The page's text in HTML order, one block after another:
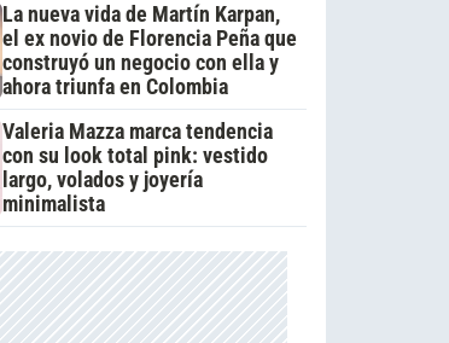
La nueva vida de Martín Karpan,
el ex novio de Florencia Peña que
construyó un negocio con ella y
ahora triunfa en Colombia
Valeria Mazza marca tendencia
con su look total pink: vestido
largo, volados y joyería
minimalista